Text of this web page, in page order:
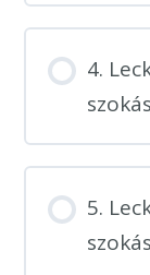
4.
5.